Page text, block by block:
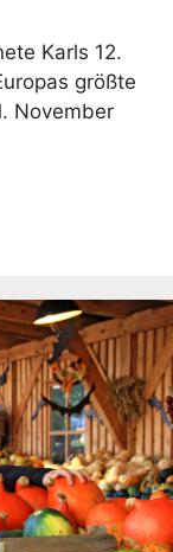
Karls 12.
größte
November